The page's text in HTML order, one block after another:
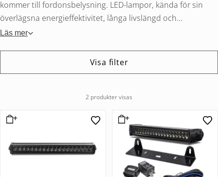
kommer till fordonsbelysning. LED-lampor, kända för sin
överlägsna energieffektivitet, långa livslängd och...
Läs mer
Visa filter
2 produkter visas